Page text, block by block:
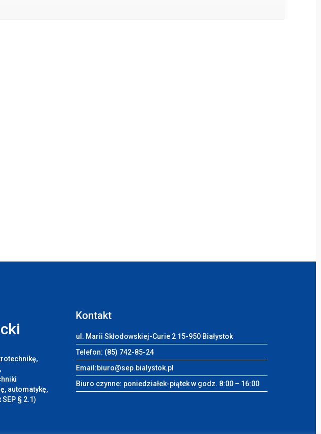
automatykę,
§ 2.1)
Kontakt
ul. Marii Skłodowskiej-Curie 2 15-950 Białystok
Telefon: (85) 742-85-24
Email:biuro@sep.bialystok.pl
Biuro czynne: poniedziałek-piątek w godz. 8:00 – 16:00